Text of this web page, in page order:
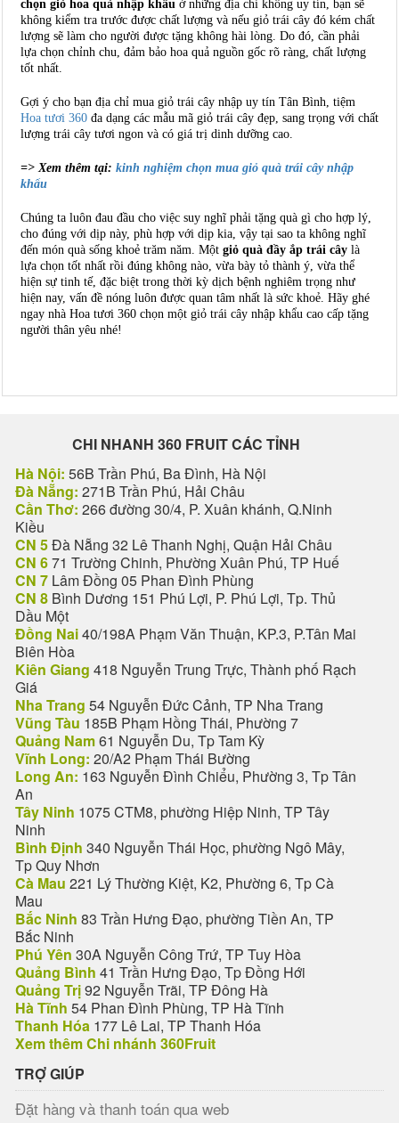
chọn giỏ hoa quả nhập khẩu ở những địa chỉ không uy tín, bạn sẽ
không kiểm tra trước được chất lượng và nếu giỏ trái cây đó kém chất
lượng sẽ làm cho người được tặng không hài lòng. Do đó, cần phải
lựa chọn chỉnh chu, đảm bảo hoa quả nguồn gốc rõ ràng, chất lượng
tốt nhất.
Gợi ý cho bạn địa chỉ mua giỏ trái cây nhập uy tín Tân Bình, tiệm
Hoa tươi 360 đa dạng các mẫu mã giỏ trái cây đẹp, sang trọng với chất
lượng trái cây tươi ngon và có giá trị dinh dưỡng cao.
=> Xem thêm tại: kinh nghiệm chọn mua giỏ quà trái cây nhập
khẩu
Chúng ta luôn đau đầu cho việc suy nghĩ phải tặng quà gì cho hợp lý,
cho đúng với dịp này, phù hợp với dịp kia, vậy tại sao ta không nghĩ
đến món quà sống khoẻ trăm năm. Một giỏ quà đầy ắp trái cây là
lựa chọn tốt nhất rồi đúng không nào, vừa bày tỏ thành ý, vừa thể
hiện sự tinh tế, đặc biệt trong thời kỳ dịch bệnh nghiêm trọng như
hiện nay, vấn đề nóng luôn được quan tâm nhất là sức khoẻ. Hãy ghé
ngay nhà Hoa tươi 360 chọn một giỏ trái cây nhập khẩu cao cấp tặng
người thân yêu nhé!
CHI NHANH 360 FRUIT CÁC TỈNH
Hà Nội: 56B Trần Phú, Ba Đình, Hà Nội
Đà Nẵng: 271B Trần Phú, Hải Châu
Cần Thơ: 266 đường 30/4, P. Xuân khánh, Q.Ninh
Kiều
CN 5Đà Nẵng 32 Lê Thanh Nghị, Quận Hải Châu
CN 671 Trường Chinh, Phường Xuân Phú, TP Huế
CN 7 Lâm Đồng 05 Phan Đình Phùng
CN 8 Bình Dương 151 Phú Lợi, P. Phú Lợi, Tp. Thủ
Dầu Một
Đồng Nai40/198A Phạm Văn Thuận, KP.3, P.Tân Mai
Biên Hòa
Kiên Giang 418 Nguyễn Trung Trực, Thành phố Rạch
Giá
Nha Trang 54 Nguyễn Đức Cảnh, TP Nha Trang
Vũng Tàu 185B Phạm Hồng Thái, Phường 7
Quảng Nam61 Nguyễn Du, Tp Tam Kỳ
Vĩnh Long: 20/A2 Phạm Thái Bường
Long An: 163 Nguyễn Đình Chiểu, Phường 3, Tp Tân
An
Tây Ninh 1075 CTM8, phường Hiệp Ninh, TP Tây
Ninh
Bình Định 340 Nguyễn Thái Học, phường Ngô Mây,
Tp Quy Nhơn
Cà Mau 221 Lý Thường Kiệt, K2, Phường 6, Tp Cà
Mau
Bắc Ninh 83 Trần Hưng Đạo, phường Tiền An, TP
Bắc Ninh
Phú Yên 30A Nguyễn Công Trứ, TP Tuy Hòa
Quảng Bình 41 Trần Hưng Đạo, Tp Đồng Hới
Quảng Trị92 Nguyễn Trãi, TP Đông Hà
Hà Tĩnh 54 Phan Đình Phùng, TP Hà Tĩnh
Thanh Hóa 177 Lê Lai, TP Thanh Hóa
Xem thêm Chi nhánh 360Fruit
TRỢ GIÚP
Đặt hàng và thanh toán qua web